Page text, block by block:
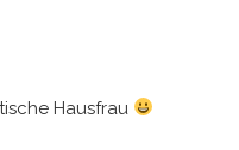
Hausfrau